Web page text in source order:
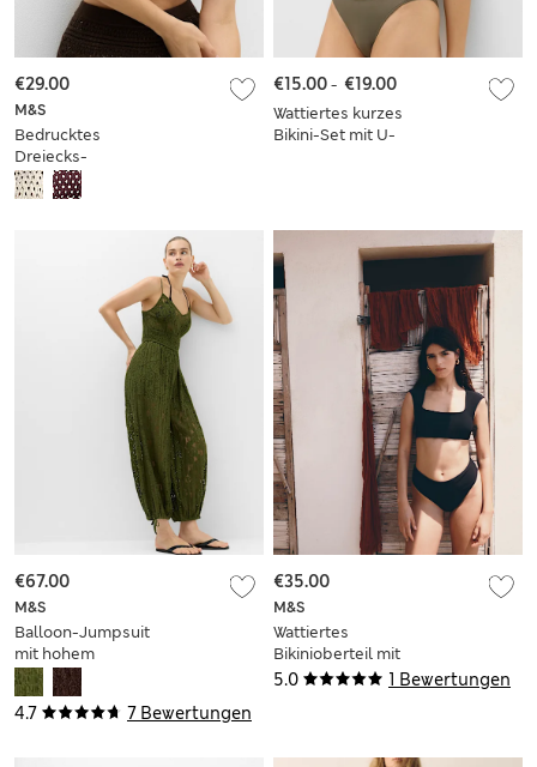
M&S
Bedrucktes
Dreiecks-
Bikinioberteil
€29.00
Wattiertes kurzes
Bikini-Set mit U-
€15.00- €19.00
4.7 7 Bewertungen
M&S
Balloon-Jumpsuit
mit hohem
Baumwollanteil und
Spitzendetail
€67.00
5.0 1 Bewertungen
M&S
Wattiertes
Bikinioberteil mit
Rückenausschnitt
€35.00